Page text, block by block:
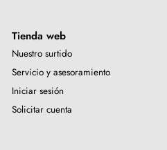
Tienda web
Nuestro surtido
Servicio y asesoramiento
Iniciar sesión
Solicitar cuenta